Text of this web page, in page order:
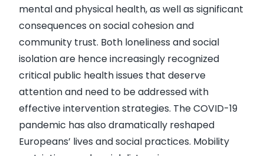
mental and physical health, as well as significant
consequences on social cohesion and
community trust. Both loneliness and social
isolation are hence increasingly recognized
critical public health issues that deserve
attention and need to be addressed with
effective intervention strategies. The COVID-19
pandemic has also dramatically reshaped
Europeans’ lives and social practices. Mobility